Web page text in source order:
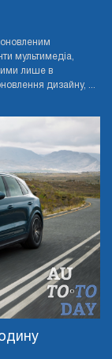
оновленим
мультимедіа,
лише в
дизайну, ...